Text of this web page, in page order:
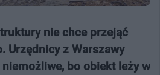
nie chce przejąć
Urzędnicy z Warszawy
niemożliwe, bo obiekt leży w